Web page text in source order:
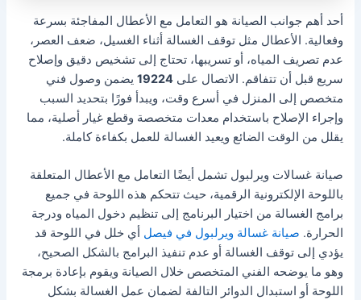
أحد أهم جوانب الصيانة هو التعامل مع الأعطال المفاجئة بسرعة
وفعالية. الأعطال مثل توقف الغسالة أثناء الغسيل، ضعف العصر،
عدم تصريف المياه، أو تسريبها، تحتاج إلى تشخيص دقيق وإصلاح
سريع قبل أن تتفاقم. الاتصال على19224 يضمن وصول فني
متخصص إلى المنزل في أسرع وقت، ويبدأ فورًا بتحديد السبب
وإجراء الإصلاح باستخدام معدات متخصصة وقطع غيار أصلية، مما
يقلل من الوقت الضائع ويعيد الغسالة للعمل بكفاءة كاملة.
صيانة غسالات ويرلبول تشمل أيضًا التعامل مع الأعطال المتعلقة
باللوحة الإلكترونية الرقمية، حيث تتحكم هذه اللوحة في جميع
برامج الغسالة من اختيار البرنامج إلى تنظيم دخول المياه ودرجة
الحرارة. صيانة غسالة ويرلبول في فيصل أي خلل في اللوحة قد
يؤدي إلى توقف الغسالة أو عدم تنفيذ البرامج بالشكل الصحيح،
وهو ما يوضحه الفني المتخصص خلال الصيانة ويقوم بإعادة برمجة
اللوحة أو استبدال الدوائر التالفة لضمان عمل الغسالة بشكل